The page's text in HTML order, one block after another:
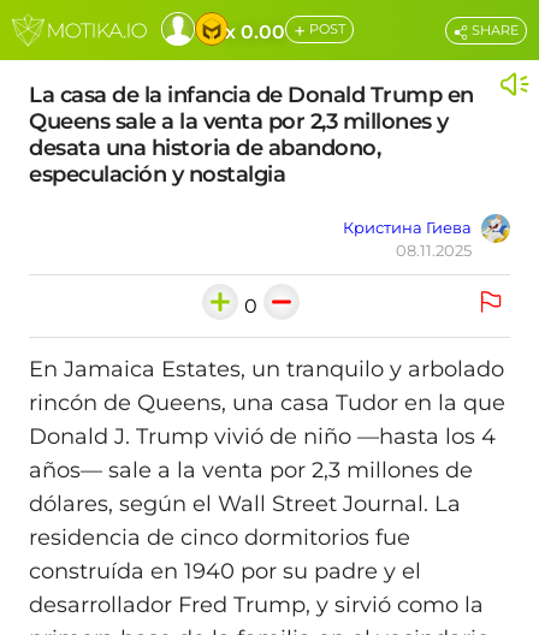
x 0.00 + POST
La casa de la infancia de Donald Trump en
Queens sale a la venta por 2,3 millones y
desata una historia de abandono,
especulación y nostalgia
Кристина Гиева
08.11.2025
SHARE
0
En Jamaica Estates, un tranquilo y arbolado
rincón de Queens, una casa Tudor en la que
Donald J. Trump vivió de niño —hasta los 4
años— sale a la venta por 2,3 millones de
dólares, según el Wall Street Journal. La
residencia de cinco dormitorios fue
construída en 1940 por su padre y el
desarrollador Fred Trump, y sirvió como la